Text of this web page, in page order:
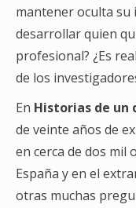
mantener oculta su
desarrollar quien
profesional? ¿Es
de los
En Historias de un
de veinte años de
en cerca de dos mil
España y en el
otras muchas